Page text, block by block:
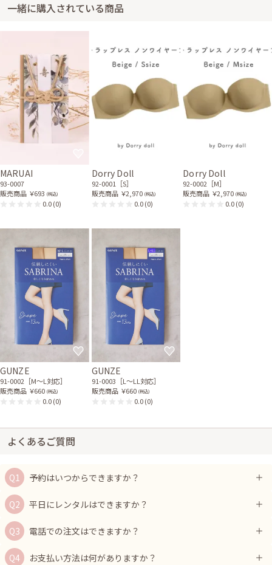
身長148cm【Sサイズ(SSサイズよりの)】
2018/07/29 結婚式 (友人として)
薄い黄色のドレス×黒ボレロに合わせて使用したのですが、バレッタの色
がとっても合いました。 かわいくまとまりました。
レンタル/購入した商品
ホワイトビーズ編みこみシ
ョートネックレス
10代
2018/02/11
結婚式 (友人として)
16才の娘のためにお借りしました。 初めて着飾った娘は大満足でした*^-^
レンタル/購入した商品
ブラックのウエスト刺繍入
りシャンタンドレス
11-0610
ホワイトパールのクリスタ
ルワイヤーネックレス
31-0184
ベージュの胸元フリルボレ
21-0007
ゴールドとグリーンのパー
ルコーム2個セット
81-0071
一緒に購入されている商品
MARUAI
93-0007
販売商品 ￥693 (税込)
0.0(0)
Dorry Doll
92-0001［S］
販売商品 ￥2,970 (税込)
0.0(0)
Dorry Doll
92-0002［M］
販売商品 ￥2,970 (税込)
0.0(0)
GUNZE
91-0002［M〜L対応］
販売商品 ￥660 (税込)
0.0(0)
GUNZE
91-0003［L〜LL対応］
販売商品 ￥660 (税込)
0.0(0)
よくあるご質問
予約はいつからできますか？
平日にレンタルはできますか？
電話での注文はできますか？
お支払い方法は何がありますか？